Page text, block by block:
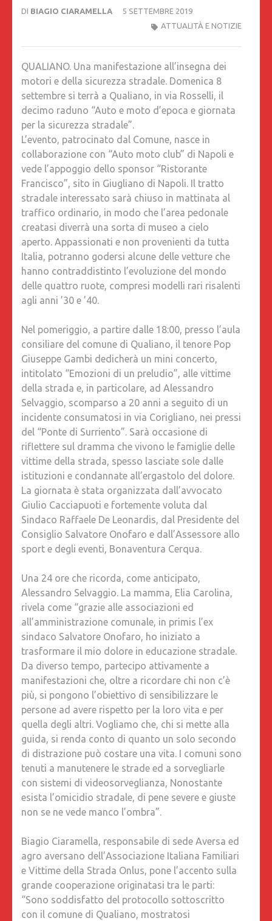
DI BIAGIO CIARAMELLA
5 SETTEMBRE 2019
ATTUALITÀ E NOTIZIE
QUALIANO. Una manifestazione all’insegna dei
motori e della sicurezza stradale. Domenica 8
settembre si terrà a Qualiano, in via Rosselli, il
decimo raduno “Auto e moto d’epoca e giornata
per la sicurezza stradale”.
L’evento, patrocinato dal Comune, nasce in
collaborazione con “Auto moto club” di Napoli e
vede l’appoggio dello sponsor “Ristorante
Francisco”, sito in Giugliano di Napoli. Il tratto
stradale interessato sarà chiuso in mattinata al
traffico ordinario, in modo che l’area pedonale
creatasi diverrà una sorta di museo a cielo
aperto. Appassionati e non provenienti da tutta
Italia, potranno godersi alcune delle vetture che
hanno contraddistinto l’evoluzione del mondo
delle quattro ruote, compresi modelli rari risalenti
agli anni ’30 e ’40.
Nel pomeriggio, a partire dalle 18:00, presso l’aula
consiliare del comune di Qualiano, il tenore Pop
Giuseppe Gambi dedicherà un mini concerto,
intitolato “Emozioni di un preludio”, alle vittime
della strada e, in particolare, ad Alessandro
Selvaggio, scomparso a 20 anni a seguito di un
incidente consumatosi in via Corigliano, nei pressi
del “Ponte di Surriento”. Sarà occasione di
riflettere sul dramma che vivono le famiglie delle
vittime della strada, spesso lasciate sole dalle
istituzioni e condannate all’ergastolo del dolore.
La giornata è stata organizzata dall’avvocato
Giulio Cacciapuoti e fortemente voluta dal
Sindaco Raffaele De Leonardis, dal Presidente del
Consiglio Salvatore Onofaro e dall’Assessore allo
sport e degli eventi, Bonaventura Cerqua.
Una 24 ore che ricorda, come anticipato,
Alessandro Selvaggio. La mamma, Elia Carolina,
rivela come “grazie alle associazioni ed
all’amministrazione comunale, in primis l’ex
sindaco Salvatore Onofaro, ho iniziato a
trasformare il mio dolore in educazione stradale.
Da diverso tempo, partecipo attivamente a
manifestazioni che, oltre a ricordare chi non c’è
più, si pongono l’obiettivo di sensibilizzare le
persone ad avere rispetto per la loro vita e per
quella degli altri. Vogliamo che, chi si mette alla
guida, si renda conto di quanto un solo secondo
di distrazione può costare una vita. I comuni sono
tenuti a manutenere le strade ed a sorvegliarle
con sistemi di videosorveglianza, Nonostante
esista l’omicidio stradale, di pene severe e giuste
non se ne vede manco l’ombra”.
Biagio Ciaramella, responsabile di sede Aversa ed
agro aversano dell’Associazione Italiana Familiari
e Vittime della Strada Onlus, pone l’accento sulla
grande cooperazione originatasi tra le parti:
“Sono soddisfatto del protocollo sottoscritto
con il comune di Qualiano, mostratosi